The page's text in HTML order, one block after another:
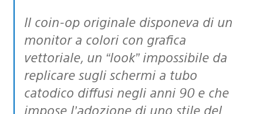
Il coin-op originale disponeva di un
monitor a colori con grafica
vettoriale, un “look” impossibile da
replicare sugli schermi a tubo
catodico diffusi negli anni 90 e che
impose l’adozione di uno stile del